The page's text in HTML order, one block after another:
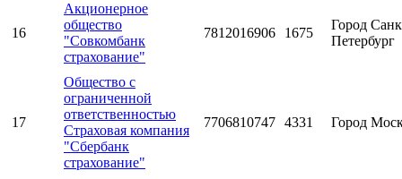
16
Акционерное
общество
"Совкомбанк
страхование"
7812016906 1675
Город
Петербург
17
Общество с
ограниченной
ответственностью
Страховая компания
"Сбербанк
страхование"
7706810747 4331 Город